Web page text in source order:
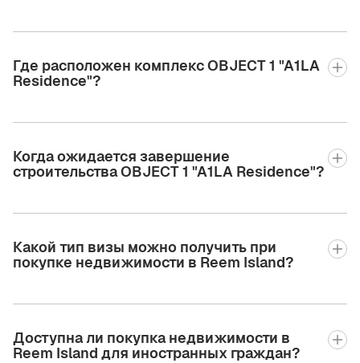
Где расположен комплекс OBJECT 1 "A1LA
Residence"?
Когда ожидается завершение
строительства OBJECT 1 "A1LA Residence"?
Какой тип визы можно получить при
покупке недвижимости в Reem Island?
Доступна ли покупка недвижимости в
Reem Island для иностранных граждан?